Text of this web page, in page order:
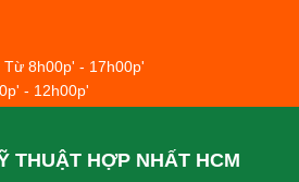
8h00p' - 17h00p'
- 12h00p'
THUẬT HỢP NHẤT HCM